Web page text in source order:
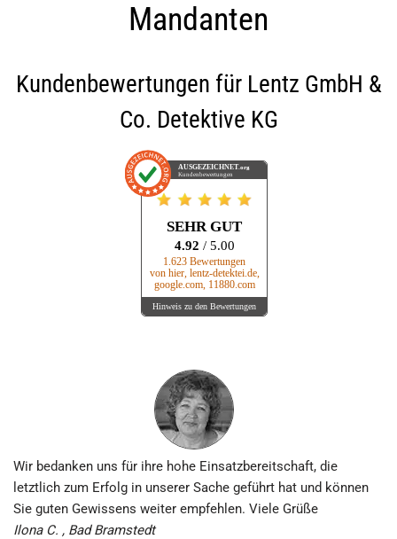
Mandanten
Kundenbewertungen für Lentz GmbH &
Co. Detektive KG
AUSGEZEICHNET .org
Kundenbewertungen
SEHR GUT
4.92 / 5.00
1.623 Bewertungen
von hier, lentz-detektei.de,
google.com, 11880.com
Hinweis zu den Bewertungen
Wir bedanken uns für ihre hohe Einsatz­bereitschaft, die
letztlich zum Erfolg in unserer Sache geführt hat und können
Sie guten Gewissens weiter empfehlen. Viele Grüße
Ilona C. , Bad Bramstedt